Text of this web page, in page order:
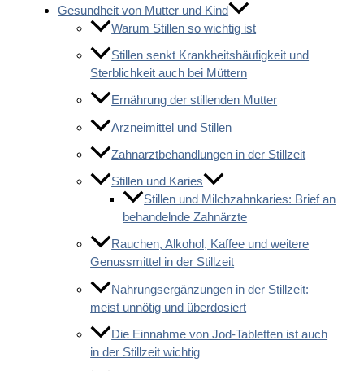
Gesundheit von Mutter und Kind
Warum Stillen so wichtig ist
Stillen senkt Krankheitshäufigkeit und
Sterblichkeit auch bei Müttern
Ernährung der stillenden Mutter
Arzneimittel und Stillen
Zahnarztbehandlungen in der Stillzeit
Stillen und Karies
Stillen und Milchzahnkaries: Brief an
behandelnde Zahnärzte
Rauchen, Alkohol, Kaffee und weitere
Genussmittel in der Stillzeit
Nahrungsergänzungen in der Stillzeit:
meist unnötig und überdosiert
Die Einnahme von Jod-Tabletten ist auch
in der Stillzeit wichtig